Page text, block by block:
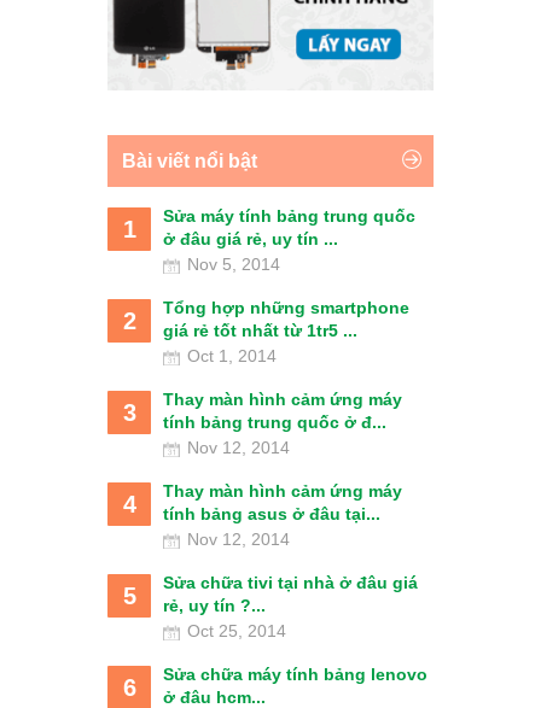
Bài viết nổi bật
1
Sửa máy tính bảng trung quốc
ở đâu giá rẻ, uy tín ...
Nov 5, 2014
2
Tổng hợp những smartphone
giá rẻ tốt nhất từ 1tr5 ...
Oct 1, 2014
3
Thay màn hình cảm ứng máy
tính bảng trung quốc ở đ...
Nov 12, 2014
4
Thay màn hình cảm ứng máy
tính bảng asus ở đâu tại...
Nov 12, 2014
5
Sửa chữa tivi tại nhà ở đâu giá
rẻ, uy tín ?...
Oct 25, 2014
6
Sửa chữa máy tính bảng lenovo
ở đâu hcm...